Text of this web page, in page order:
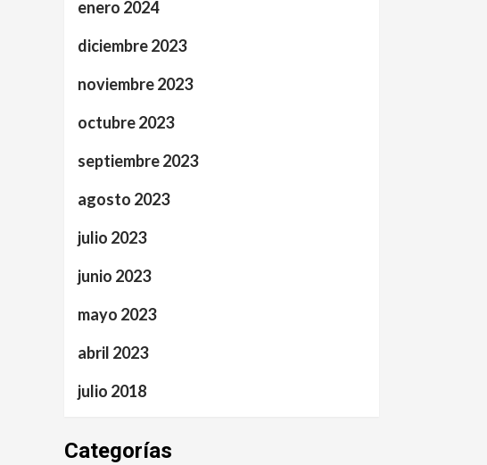
enero 2024
diciembre 2023
noviembre 2023
octubre 2023
septiembre 2023
agosto 2023
julio 2023
junio 2023
mayo 2023
abril 2023
julio 2018
Categorías